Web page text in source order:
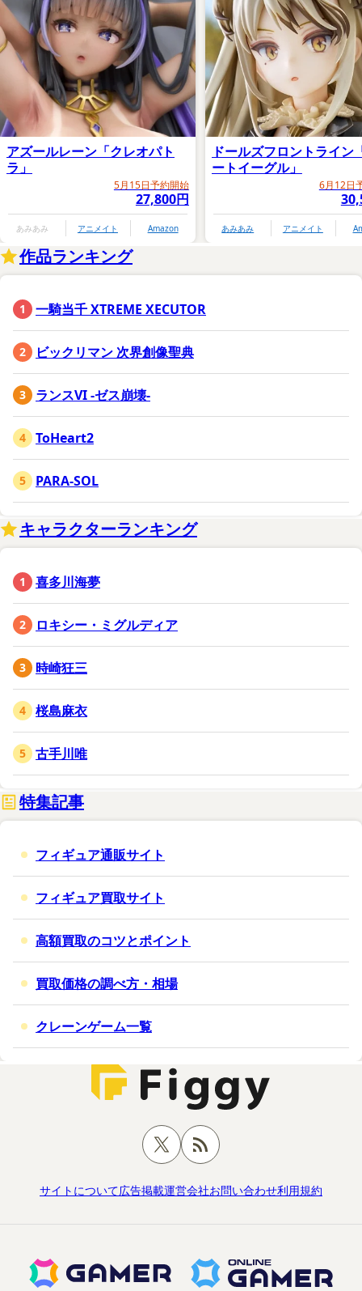
アズールレーン「クレオパト
ラ」
5月15日予約開始
27,800円
あみあみ アニメイト Amazon
ドールズフロントライン
ートイーグル」
6月12日
あみあみ アニメイト
作品ランキング
一騎当千 XTREME XECUTOR
ビックリマン 次界創像聖典
ランスVI -ゼス崩壊-
ToHeart2
PARA-SOL
キャラクターランキング
喜多川海夢
ロキシー・ミグルディア
時崎狂三
桜島麻衣
古手川唯
特集記事
フィギュア通販サイト
フィギュア買取サイト
高額買取のコツとポイント
買取価格の調べ方・相場
クレーンゲーム一覧
サイトについて広告掲載運営会社お問い合わせ利用規約